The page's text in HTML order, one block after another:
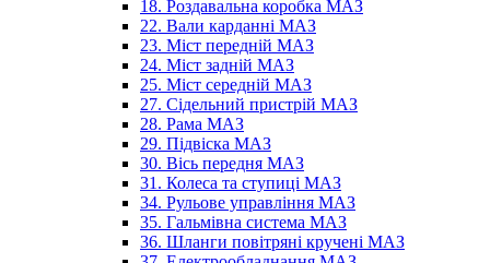
18. Роздавальна коробка МАЗ
22. Вали карданні МАЗ
23. Міст передній МАЗ
24. Міст задній МАЗ
25. Міст середній МАЗ
27. Сідельний пристрій МАЗ
28. Рама МАЗ
29. Підвіска МАЗ
30. Вісь передня МАЗ
31. Колеса та ступиці МАЗ
34. Рульове управління МАЗ
35. Гальмівна система МАЗ
36. Шланги повітряні кручені МАЗ